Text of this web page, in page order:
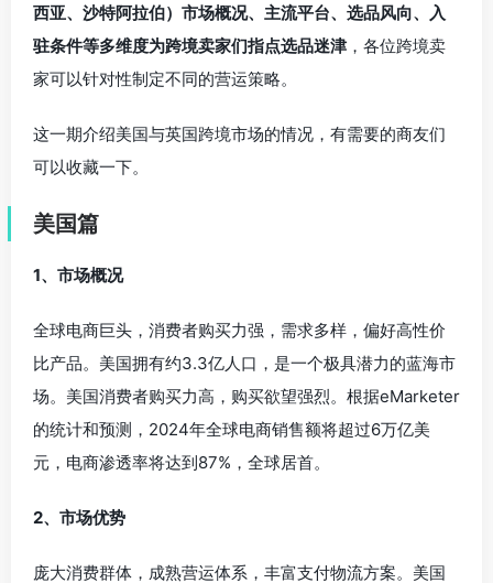
西亚、沙特阿拉伯）市场概况、主流平台、选品风向、入
驻条件等多维度为跨境卖家们指点选品迷津，各位跨境卖
家可以针对性制定不同的营运策略。
这一期介绍美国与英国跨境市场的情况，有需要的商友们
可以收藏一下。
美国篇
1、市场概况
全球电商巨头，消费者购买力强，需求多样，偏好高性价
比产品。美国拥有约3.3亿人口，是一个极具潜力的蓝海市
场。美国消费者购买力高，购买欲望强烈。根据eMarketer
的统计和预测，2024年全球电商销售额将超过6万亿美
元，电商渗透率将达到87%，全球居首。
2、市场优势
庞大消费群体，成熟营运体系，丰富支付物流方案。美国